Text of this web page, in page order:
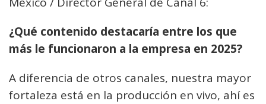
¿Qué contenido destacaría entre los que
más le funcionaron a la empresa en 2025?
A diferencia de otros canales, nuestra mayor
fortaleza está en la producción en vivo, ahí es